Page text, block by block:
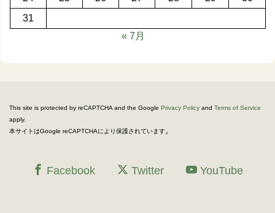
31
« 7月
This site is protected by reCAPTCHA and the Google Privacy Policy and Terms of Service
apply.
本サイトはGoogle reCAPTCHAにより保護されています。
Facebook Twitter YouTube